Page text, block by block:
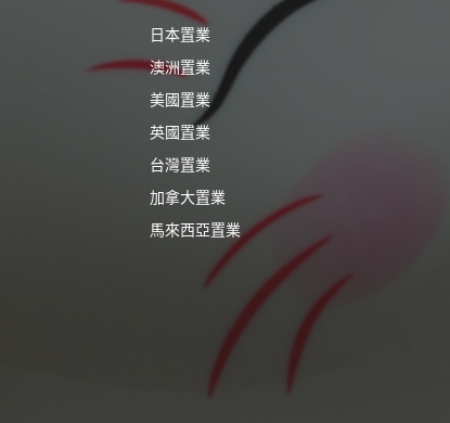
日本置業
澳洲置業
美國置業
英國置業
台灣置業
加拿大置業
馬來西亞置業